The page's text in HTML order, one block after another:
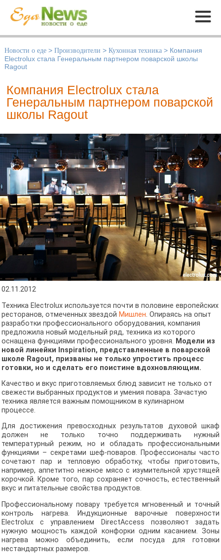
Меню
Новости о еде > Производители > Кухонная техника > Компания
Electrolux стала Генеральным партнером поварской школы
Ragout
Компания Electrolux стала
Генеральным партнером поварской
школы Ragout
02.11.2012
Техника Electrolux используется почти в половине европейских
ресторанов, отмеченных звездой Мишлен. Опираясь на опыт
разработки профессионального оборудования, компания
предложила новый модельный ряд, техника из которого
оснащена функциями профессионального уровня. Модели из
новой линейки Inspiration, представленные в поварской
школе Ragout, призваны не только упростить процесс
готовки, но и сделать его поистине вдохновляющим.
Качество и вкус приготовляемых блюд зависит не только от
свежести выбранных продуктов и умения повара. Зачастую
техника является важным помощником в кулинарном
процессе.
Для достижения превосходных результатов духовой шкаф
должен не только точно поддерживать нужный
температурный режим, но и обладать профессиональными
функциями – секретами шеф-поваров. Профессионалы часто
сочетают пар и тепловую обработку, чтобы приготовить,
например, аппетитно нежное мясо с изумительной хрустящей
корочкой. Кроме того, пар сохраняет сочность, естественный
вкус и питательные свойства продуктов.
Профессиональному повару требуется мгновенный и точный
контроль нагрева. Индукционные варочные поверхности
Electrolux с управлением DirectAccess позволяют задать
нужную мощность каждой конфорки одним касанием. Зоны
нагрева можно объединить, если посуда для готовки
нестандартных размеров.